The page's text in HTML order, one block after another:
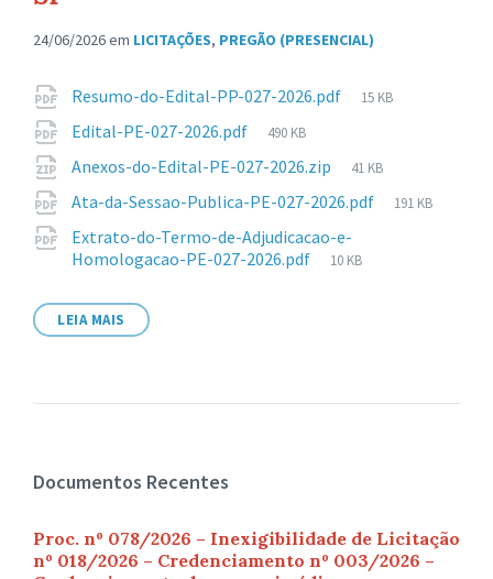
24/06/2026em LICITAÇÕES, PREGÃO (PRESENCIAL)
Anexos
Resumo-do-Edital-PP-027-2026.pdf
Tamanho
15 KB
Edital-PE-027-2026.pdf
Tamanho
arquivo:
490 KB
Anexos-do-Edital-PE-027-2026.zip
Tamanho
arquivo:
41 KB
Ata-da-Sessao-Publica-PE-027-2026.pdf
Tamanho
191 KB
Extrato-do-Termo-de-Adjudicacao-e-
Homologacao-PE-027-2026.pdf
Tamanho
10 KB
LEIA MAIS
Documentos Recentes
Proc. nº 078/2026 – Inexigibilidade de Licitação
nº 018/2026 – Credenciamento nº 003/2026 –